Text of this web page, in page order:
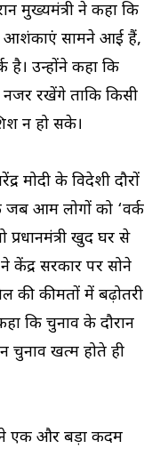
मुख्यमंत्री ने कहा कि
आशंकाएं सामने आई हैं,
है। उन्होंने कहा कि
नजर रखेंगे ताकि किसी
न हो सके।
मोदी के विदेशी दौरों
जब आम लोगों को ‘वर्क
प्रधानमंत्री खुद घर से
केंद्र सरकार पर सोने
की कीमतों में बढ़ोतरी
कि चुनाव के दौरान
चुनाव खत्म होते ही
ने एक और बड़ा कदम